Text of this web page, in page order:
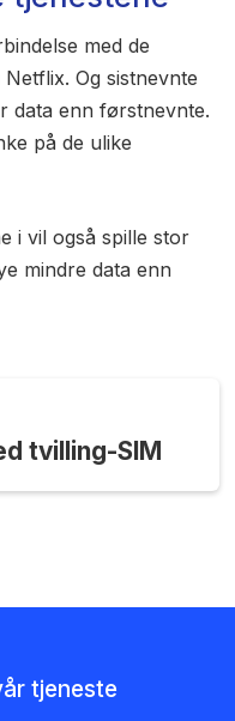
med de
Og sistnevnte
data enn førstnevnte.
på de ulike
i vil også spille stor
mindre data enn
tvilling-SIM
tjeneste